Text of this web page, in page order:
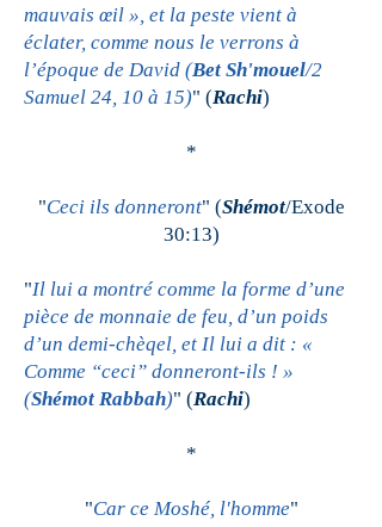
mauvais œil », et la peste vient à
éclater, comme nous le verrons à
l’époque de David (Bet Sh'mouel/2
Samuel 24, 10 à 15)" (Rachi)
*
"Ceci ils donneront" (Shémot/Exode
30:13)
"Il lui a montré comme la forme d’une
pièce de monnaie de feu, d’un poids
d’un demi-chèqel, et Il lui a dit : «
Comme “ceci” donneront-ils ! »
(Shémot Rabbah)" (Rachi)
*
"Car ce Moshé, l'homme"